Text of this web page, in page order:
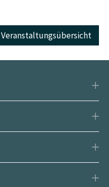
Veranstaltungsübersicht